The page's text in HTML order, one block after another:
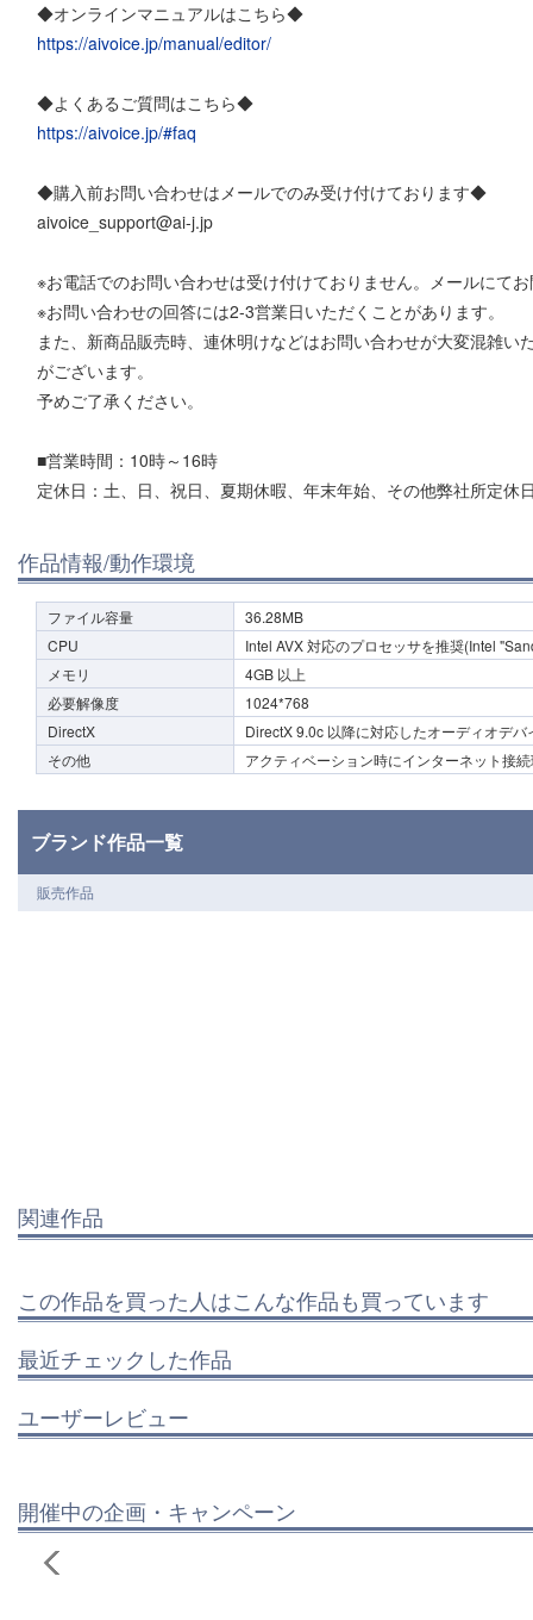
◆オンラインマニュアルはこちら◆
https://aivoice.jp/manual/editor/
◆よくあるご質問はこちら◆
https://aivoice.jp/#faq
◆購入前お問い合わせはメールでのみ受け付けております◆
aivoice_support@ai-j.jp
※お電話でのお問い合わせは受け付けておりません。メールにて
※お問い合わせの回答には2-3営業日いただくことがあります。
また、新商品販売時、連休明けなどはお問い合わせが大変混雑
がございます。
予めご了承ください。
■営業時間：10時～16時
定休日：土、日、祝日、夏期休暇、年末年始、その他弊社所定休
作品情報/動作環境
ファイル容量
36.28MB
CPU
Intel AVX 対応のプロセッサを推奨(Intel
メモリ
4GB 以上
必要解像度
1024*768
DirectX
DirectX 9.0c 以降に対応したオーディオデバ
その他
アクティベーション時にインターネット接
ブランド作品一覧
販売作品
関連作品
この作品を買った人はこんな作品も買っています
最近チェックした作品
ユーザーレビュー
開催中の企画・キャンペーン